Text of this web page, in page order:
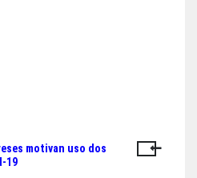
motivan uso dos
19